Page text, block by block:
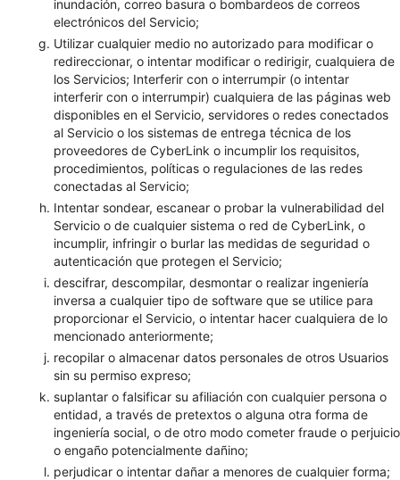
inundación, correo basura o bombardeos de correos
electrónicos del Servicio;
Utilizar cualquier medio no autorizado para modificar o
redireccionar, o intentar modificar o redirigir, cualquiera de
los Servicios; Interferir con o interrumpir (o intentar
interferir con o interrumpir) cualquiera de las páginas web
disponibles en el Servicio, servidores o redes conectados
al Servicio o los sistemas de entrega técnica de los
proveedores de CyberLink o incumplir los requisitos,
procedimientos, políticas o regulaciones de las redes
conectadas al Servicio;
Intentar sondear, escanear o probar la vulnerabilidad del
Servicio o de cualquier sistema o red de CyberLink, o
incumplir, infringir o burlar las medidas de seguridad o
autenticación que protegen el Servicio;
descifrar, descompilar, desmontar o realizar ingeniería
inversa a cualquier tipo de software que se utilice para
proporcionar el Servicio, o intentar hacer cualquiera de lo
mencionado anteriormente;
recopilar o almacenar datos personales de otros Usuarios
sin su permiso expreso;
suplantar o falsificar su afiliación con cualquier persona o
entidad, a través de pretextos o alguna otra forma de
ingeniería social, o de otro modo cometer fraude o perjuicio
o engaño potencialmente dañino;
perjudicar o intentar dañar a menores de cualquier forma;